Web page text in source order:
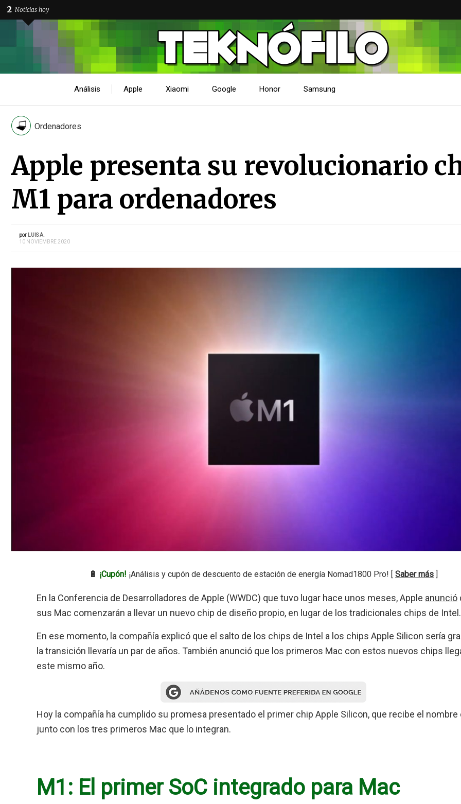
2 Noticias hoy
Análisis Apple Xiaomi Google Honor Samsung
Ordenadores
Apple presenta su revolucionario
M1 para ordenadores
por LUIS A.
10 NOVIEMBRE 2020
🔋 ¡Cupón! ¡Análisis y cupón de descuento de estación de energía Nomad1800 Pro! [ Saber más
En la Conferencia de Desarrolladores de Apple (WWDC) que tuvo lugar hace unos meses, Apple anunció
sus Mac comenzarán a llevar un nuevo chip de diseño propio, en lugar de los tradicionales chips de Intel.
En ese momento, la compañía explicó que el salto de los chips de Intel a los chips Apple Silicon sería
la transición llevaría un par de años. También anunció que los primeros Mac con estos nuevos chips
este mismo año.
Hoy la compañía ha cumplido su promesa presentado el primer chip Apple Silicon, que recibe el
junto con los tres primeros Mac que lo integran.
M1: El primer SoC integrado para Mac